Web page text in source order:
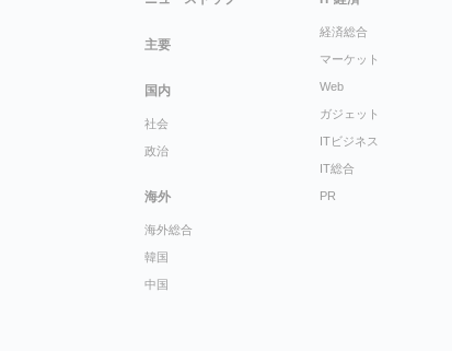
主要
国内
社会
政治
海外
海外総合
韓国
中国
経済総合
マーケット
Web
ガジェット
ITビジネス
IT総合
PR